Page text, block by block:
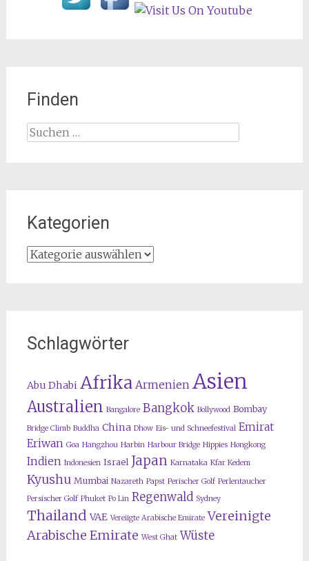
Finden
Suchen
Kategorien
Kategorien
Schlagwörter
Abu Dhabi Afrika Armenien Asien
Australien Bangalore Bangkok Bollywood Bombay
Bridge Climb Buddha China Dhow Eis- und Schneefestival Emirat
Eriwan Goa Hangzhou Harbin Harbour Bridge Hippies Hongkong
Indien Indonesien Israel Japan Karnataka Kfar Kedem
Kyushu Mumbai Nazareth Papst Perischer Golf Perlentaucher
Persischer Golf Phuket Po Lin Regenwald Sydney
Thailand VAE Vereiigte Arabische Emirate Vereinigte
Arabische Emirate West Ghat Wüste